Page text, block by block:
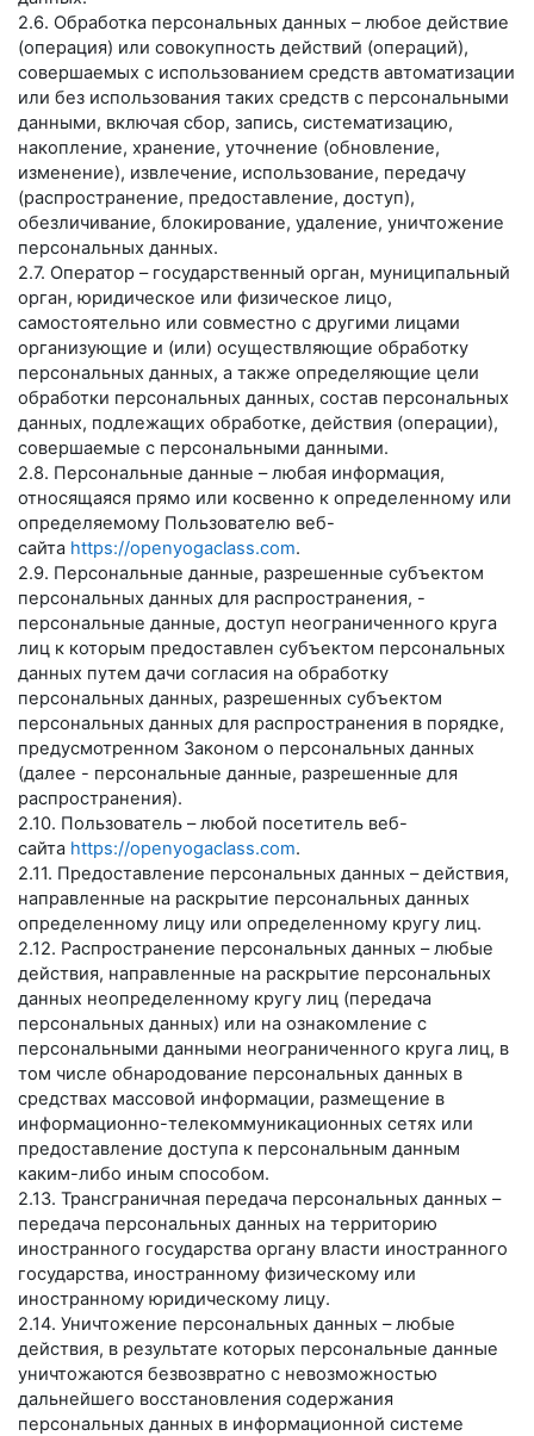
2.6. Обработка персональных данных – любое действие
(операция) или совокупность действий (операций),
совершаемых с использованием средств автоматизации
или без использования таких средств с персональными
данными, включая сбор, запись, систематизацию,
накопление, хранение, уточнение (обновление,
изменение), извлечение, использование, передачу
(распространение, предоставление, доступ),
обезличивание, блокирование, удаление, уничтожение
персональных данных.
2.7. Оператор – государственный орган, муниципальный
орган, юридическое или физическое лицо,
самостоятельно или совместно с другими лицами
организующие и (или) осуществляющие обработку
персональных данных, а также определяющие цели
обработки персональных данных, состав персональных
данных, подлежащих обработке, действия (операции),
совершаемые с персональными данными.
2.8. Персональные данные – любая информация,
относящаяся прямо или косвенно к определенному или
определяемому Пользователю веб-
сайта https://openyogaclass.com.
2.9. Персональные данные, разрешенные субъектом
персональных данных для распространения, -
персональные данные, доступ неограниченного круга
лиц к которым предоставлен субъектом персональных
данных путем дачи согласия на обработку
персональных данных, разрешенных субъектом
персональных данных для распространения в порядке,
предусмотренном Законом о персональных данных
(далее - персональные данные, разрешенные для
распространения).
2.10. Пользователь – любой посетитель веб-
сайта https://openyogaclass.com.
2.11. Предоставление персональных данных – действия,
направленные на раскрытие персональных данных
определенному лицу или определенному кругу лиц.
2.12. Распространение персональных данных – любые
действия, направленные на раскрытие персональных
данных неопределенному кругу лиц (передача
персональных данных) или на ознакомление с
персональными данными неограниченного круга лиц, в
том числе обнародование персональных данных в
средствах массовой информации, размещение в
информационно-телекоммуникационных сетях или
предоставление доступа к персональным данным
каким-либо иным способом.
2.13. Трансграничная передача персональных данных –
передача персональных данных на территорию
иностранного государства органу власти иностранного
государства, иностранному физическому или
иностранному юридическому лицу.
2.14. Уничтожение персональных данных – любые
действия, в результате которых персональные данные
уничтожаются безвозвратно с невозможностью
дальнейшего восстановления содержания
персональных данных в информационной системе